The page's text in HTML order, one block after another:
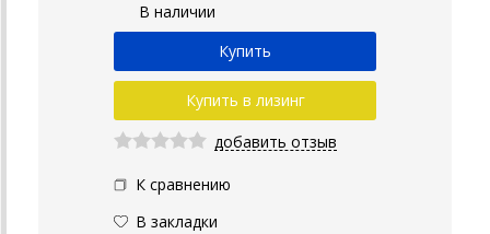
В наличии
Купить в лизинг
добавить отзыв
К сравнению
В закладки